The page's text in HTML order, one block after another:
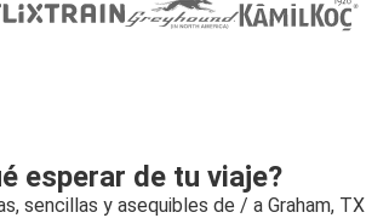
esperar de tu viaje?
sencillas y asequibles de / a Graham, TX